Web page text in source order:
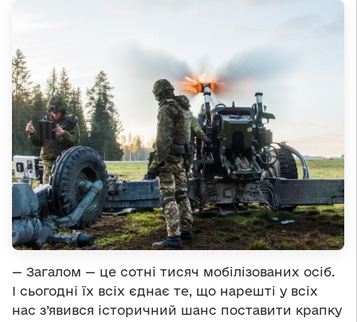
— Загалом — це сотні тисяч мобілізованих осіб.
І сьогодні їх всіх єднає те, що нарешті у всіх
нас з’явився історичний шанс поставити крапку